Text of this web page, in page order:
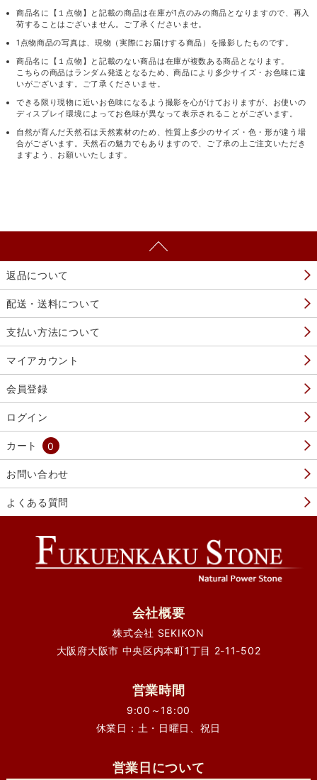
商品名に【１点物】と記載の商品は在庫が1点のみの商品となりますので、再入
荷することはございません。ご了承くださいませ。
1点物商品の写真は、現物（実際にお届けする商品）を撮影したものです。
商品名に【１点物】と記載のない商品は在庫が複数ある商品となります。
こちらの商品はランダム発送となるため、商品により多少サイズ・お色味に違
いがございます。ご了承くださいませ。
できる限り現物に近いお色味になるよう撮影を心がけておりますが、お使いの
ディスプレイ環境によってお色味が異なって表示されることがございます。
自然が育んだ天然石は天然素材のため、性質上多少のサイズ・色・形が違う場
合がございます。天然石の魅力でもありますので、ご了承の上ご注文いただき
ますよう、お願いいたします。
返品について
配送・送料について
支払い方法について
マイアカウント
会員登録
ログイン
カート 0
お問い合わせ
よくある質問
会社概要
株式会社 SEKIKON
大阪府大阪市 中央区内本町1丁目 2-11-502
営業時間
9:00～18:00
休業日：土・日曜日、祝日
営業日について